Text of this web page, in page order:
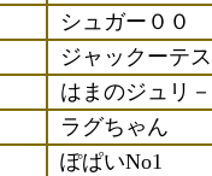
シュガー００
ジャックーテス
はまのジュリ－
ラグちゃん
ぽぱいNo1